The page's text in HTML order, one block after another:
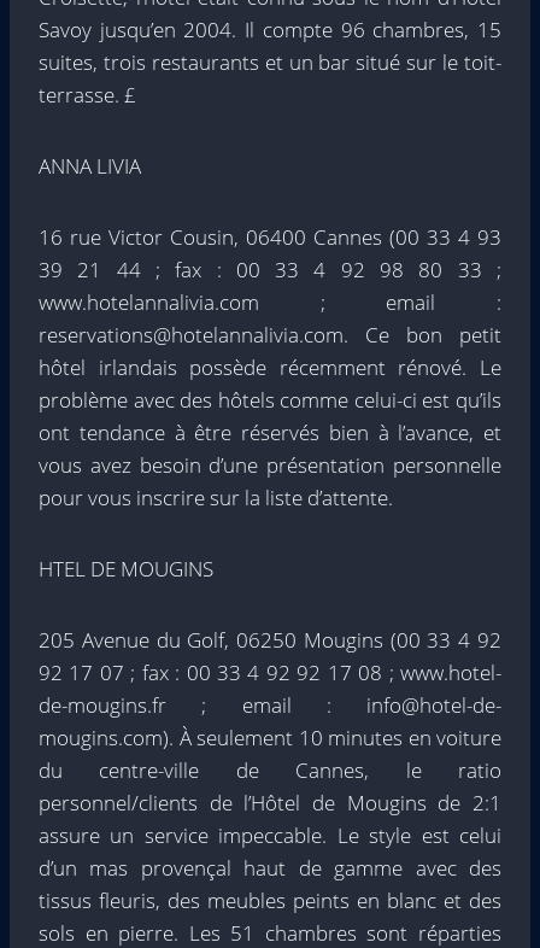
Savoy jusqu’en 2004. Il compte 96 chambres, 15
suites, trois restaurants et un bar situé sur le toit-
terrasse. £
ANNA LIVIA
16 rue Victor Cousin, 06400 Cannes (00 33 4 93
39 21 44 ; fax : 00 33 4 92 98 80 33 ;
www.hotelannalivia.com ; email :
reservations@hotelannalivia.com. Ce bon petit
hôtel irlandais possède récemment rénové. Le
problème avec des hôtels comme celui-ci est qu’ils
ont tendance à être réservés bien à l’avance, et
vous avez besoin d’une présentation personnelle
pour vous inscrire sur la liste d’attente.
HTEL DE MOUGINS
205 Avenue du Golf, 06250 Mougins (00 33 4 92
92 17 07 ; fax : 00 33 4 92 92 17 08 ; www.hotel-
de-mougins.fr ; email : info@hotel-de-
mougins.com). À seulement 10 minutes en voiture
du centre-ville de Cannes, le ratio
personnel/clients de l’Hôtel de Mougins de 2:1
assure un service impeccable. Le style est celui
d’un mas provençal haut de gamme avec des
tissus fleuris, des meubles peints en blanc et des
sols en pierre. Les 51 chambres sont réparties